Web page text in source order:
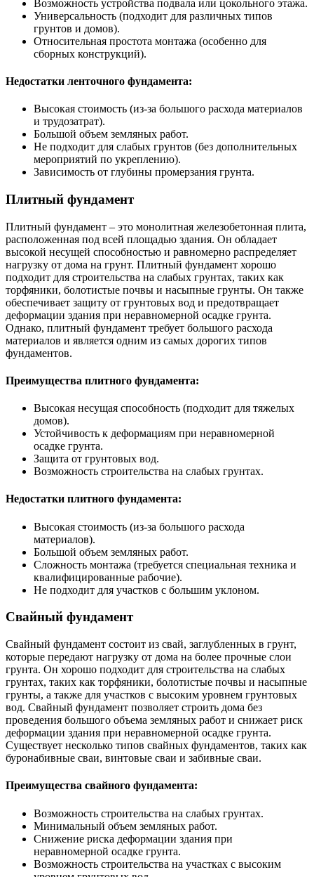
Возможность устройства подвала или цокольного этажа.
Универсальность (подходит для различных типов
грунтов и домов).
Относительная простота монтажа (особенно для
сборных конструкций).
Недостатки ленточного фундамента:
Высокая стоимость (из-за большого расхода материалов
и трудозатрат).
Большой объем земляных работ.
Не подходит для слабых грунтов (без дополнительных
мероприятий по укреплению).
Зависимость от глубины промерзания грунта.
Плитный фундамент
Плитный фундамент – это монолитная железобетонная плита,
расположенная под всей площадью здания. Он обладает
высокой несущей способностью и равномерно распределяет
нагрузку от дома на грунт. Плитный фундамент хорошо
подходит для строительства на слабых грунтах, таких как
торфяники, болотистые почвы и насыпные грунты. Он также
обеспечивает защиту от грунтовых вод и предотвращает
деформации здания при неравномерной осадке грунта.
Однако, плитный фундамент требует большого расхода
материалов и является одним из самых дорогих типов
фундаментов.
Преимущества плитного фундамента:
Высокая несущая способность (подходит для тяжелых
домов).
Устойчивость к деформациям при неравномерной
осадке грунта.
Защита от грунтовых вод.
Возможность строительства на слабых грунтах.
Недостатки плитного фундамента:
Высокая стоимость (из-за большого расхода
материалов).
Большой объем земляных работ.
Сложность монтажа (требуется специальная техника и
квалифицированные рабочие).
Не подходит для участков с большим уклоном.
Свайный фундамент
Свайный фундамент состоит из свай, заглубленных в грунт,
которые передают нагрузку от дома на более прочные слои
грунта. Он хорошо подходит для строительства на слабых
грунтах, таких как торфяники, болотистые почвы и насыпные
грунты, а также для участков с высоким уровнем грунтовых
вод. Свайный фундамент позволяет строить дома без
проведения большого объема земляных работ и снижает риск
деформации здания при неравномерной осадке грунта.
Существует несколько типов свайных фундаментов, таких как
буронабивные сваи, винтовые сваи и забивные сваи.
Преимущества свайного фундамента:
Возможность строительства на слабых грунтах.
Минимальный объем земляных работ.
Снижение риска деформации здания при
неравномерной осадке грунта.
Возможность строительства на участках с высоким